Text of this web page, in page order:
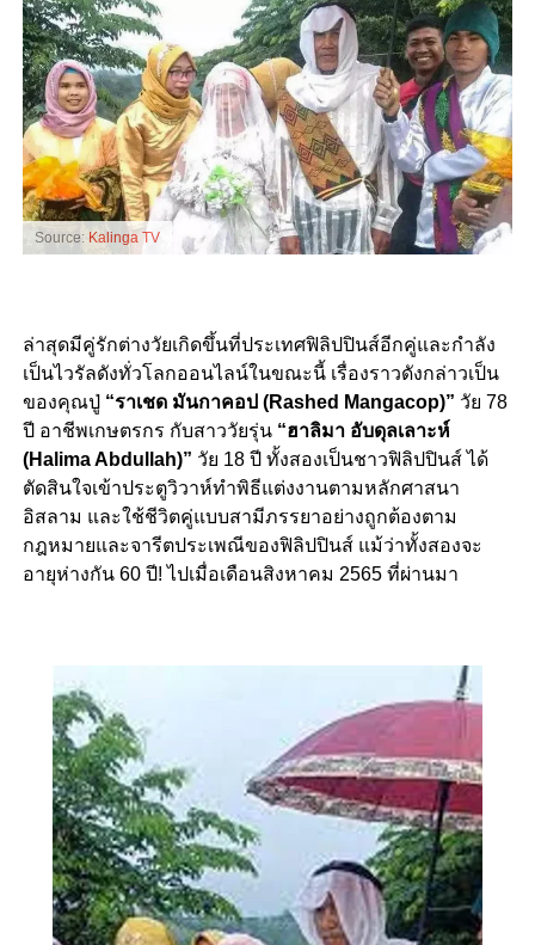
Source: Kalinga TV
ล่าสุดมีคู่รักต่างวัยเกิดขึ้นที่ประเทศฟิลิปปินส์อีกคู่และกำลัง
เป็นไวรัลดังทั่วโลกออนไลน์ในขณะนี้ เรื่องราวดังกล่าวเป็น
ของคุณปู่ “ราเชด มันกาคอป (Rashed Mangacop)” วัย 78
ปี อาชีพเกษตรกร กับสาววัยรุ่น“ฮาลิมา อับดุลเลาะห์
(Halima Abdullah)” วัย 18 ปี ทั้งสองเป็นชาวฟิลิปปินส์ ได้
ตัดสินใจเข้าประตูวิวาห์ทำพิธีแต่งงานตามหลักศาสนา
อิสลาม และใช้ชีวิตคู่แบบสามีภรรยาอย่างถูกต้องตาม
กฎหมายและจารีตประเพณีของฟิลิปปินส์ แม้ว่าทั้งสองจะ
อายุห่างกัน 60 ปี! ไปเมื่อเดือนสิงหาคม 2565 ที่ผ่านมา